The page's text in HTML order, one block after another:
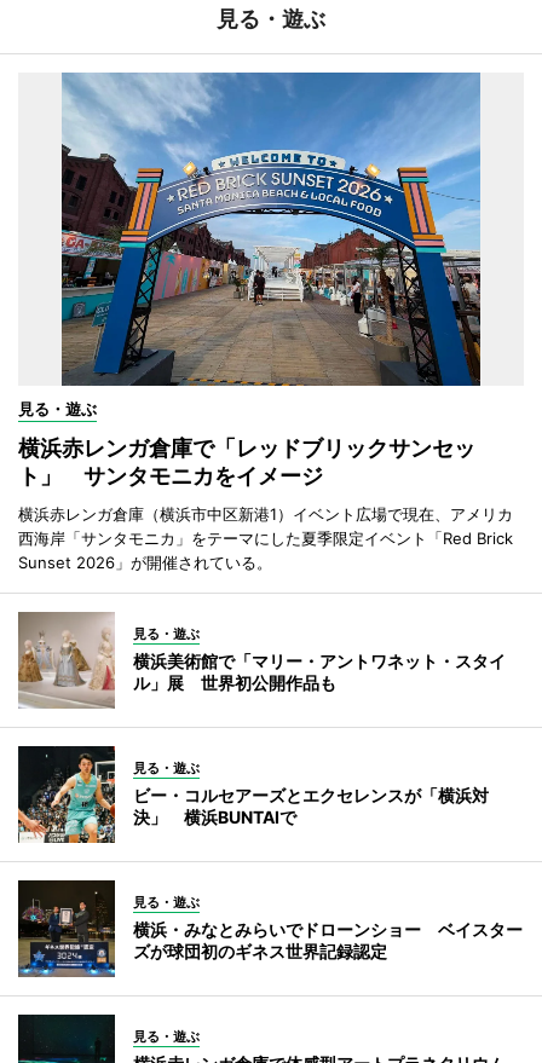
見る・遊ぶ
見る・遊ぶ
横浜赤レンガ倉庫で「レッドブリックサンセッ
ト」 サンタモニカをイメージ
横浜赤レンガ倉庫（横浜市中区新港1）イベント広場で現在、アメリカ
西海岸「サンタモニカ」をテーマにした夏季限定イベント「Red Brick
Sunset 2026」が開催されている。
見る・遊ぶ
横浜美術館で「マリー・アントワネット・スタイ
ル」展 世界初公開作品も
見る・遊ぶ
ビー・コルセアーズとエクセレンスが「横浜対
決」 横浜BUNTAIで
見る・遊ぶ
横浜・みなとみらいでドローンショー ベイスター
ズが球団初のギネス世界記録認定
見る・遊ぶ